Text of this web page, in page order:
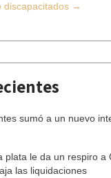
discapacitados →
sumó a un nuevo
plata le da un respiro a
las liquidaciones